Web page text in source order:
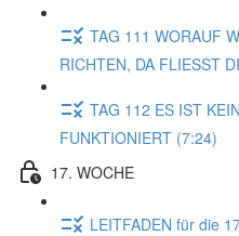
TAG 111 WORAUF
RICHTEN, DA FLIESST
TAG 112 ES IST
FUNKTIONIERT (7:24)
17. WOCHE
LEITFADEN für die